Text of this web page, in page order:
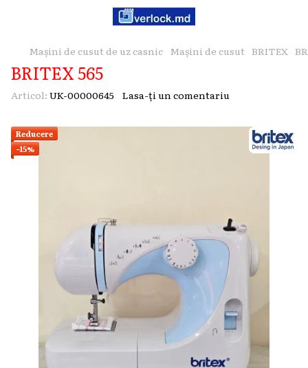
Mașini de cusut de uz casnic Mașini de cusut BRITEX
BRITEX 565
Articol: UK-00000645 Lasa-ți un comentariu
Reducere
−15%